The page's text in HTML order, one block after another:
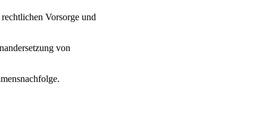
Vorsorge und
von